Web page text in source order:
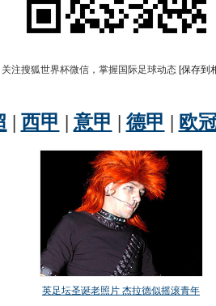
关注搜狐世界杯微信，掌握国际足球动态 [保存到